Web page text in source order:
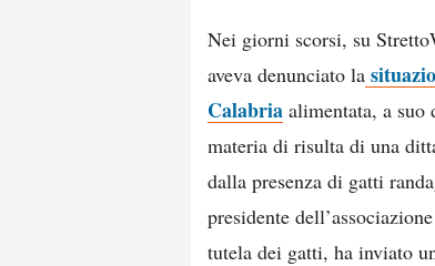
Nei giorni scorsi, su
aveva denunciato la
Calabria alimentata, a suo
materia di risulta di una
dalla presenza di gatti
presidente
tutela dei gatti, ha inviato